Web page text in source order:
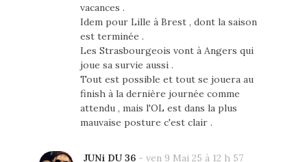
vacances .
Idem pour Lille à Brest , dont la saison
est terminée .
Les Strasbourgeois vont à Angers qui
joue sa survie aussi .
Tout est possible et tout se jouera au
finish à la dernière journée comme
attendu , mais l'OL est dans la plus
mauvaise posture c'est clair .
JUNi DU 36- ven 9 Mai 25 à 12 h 57